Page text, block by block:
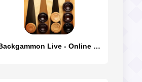
Backgammon Live - Online Games